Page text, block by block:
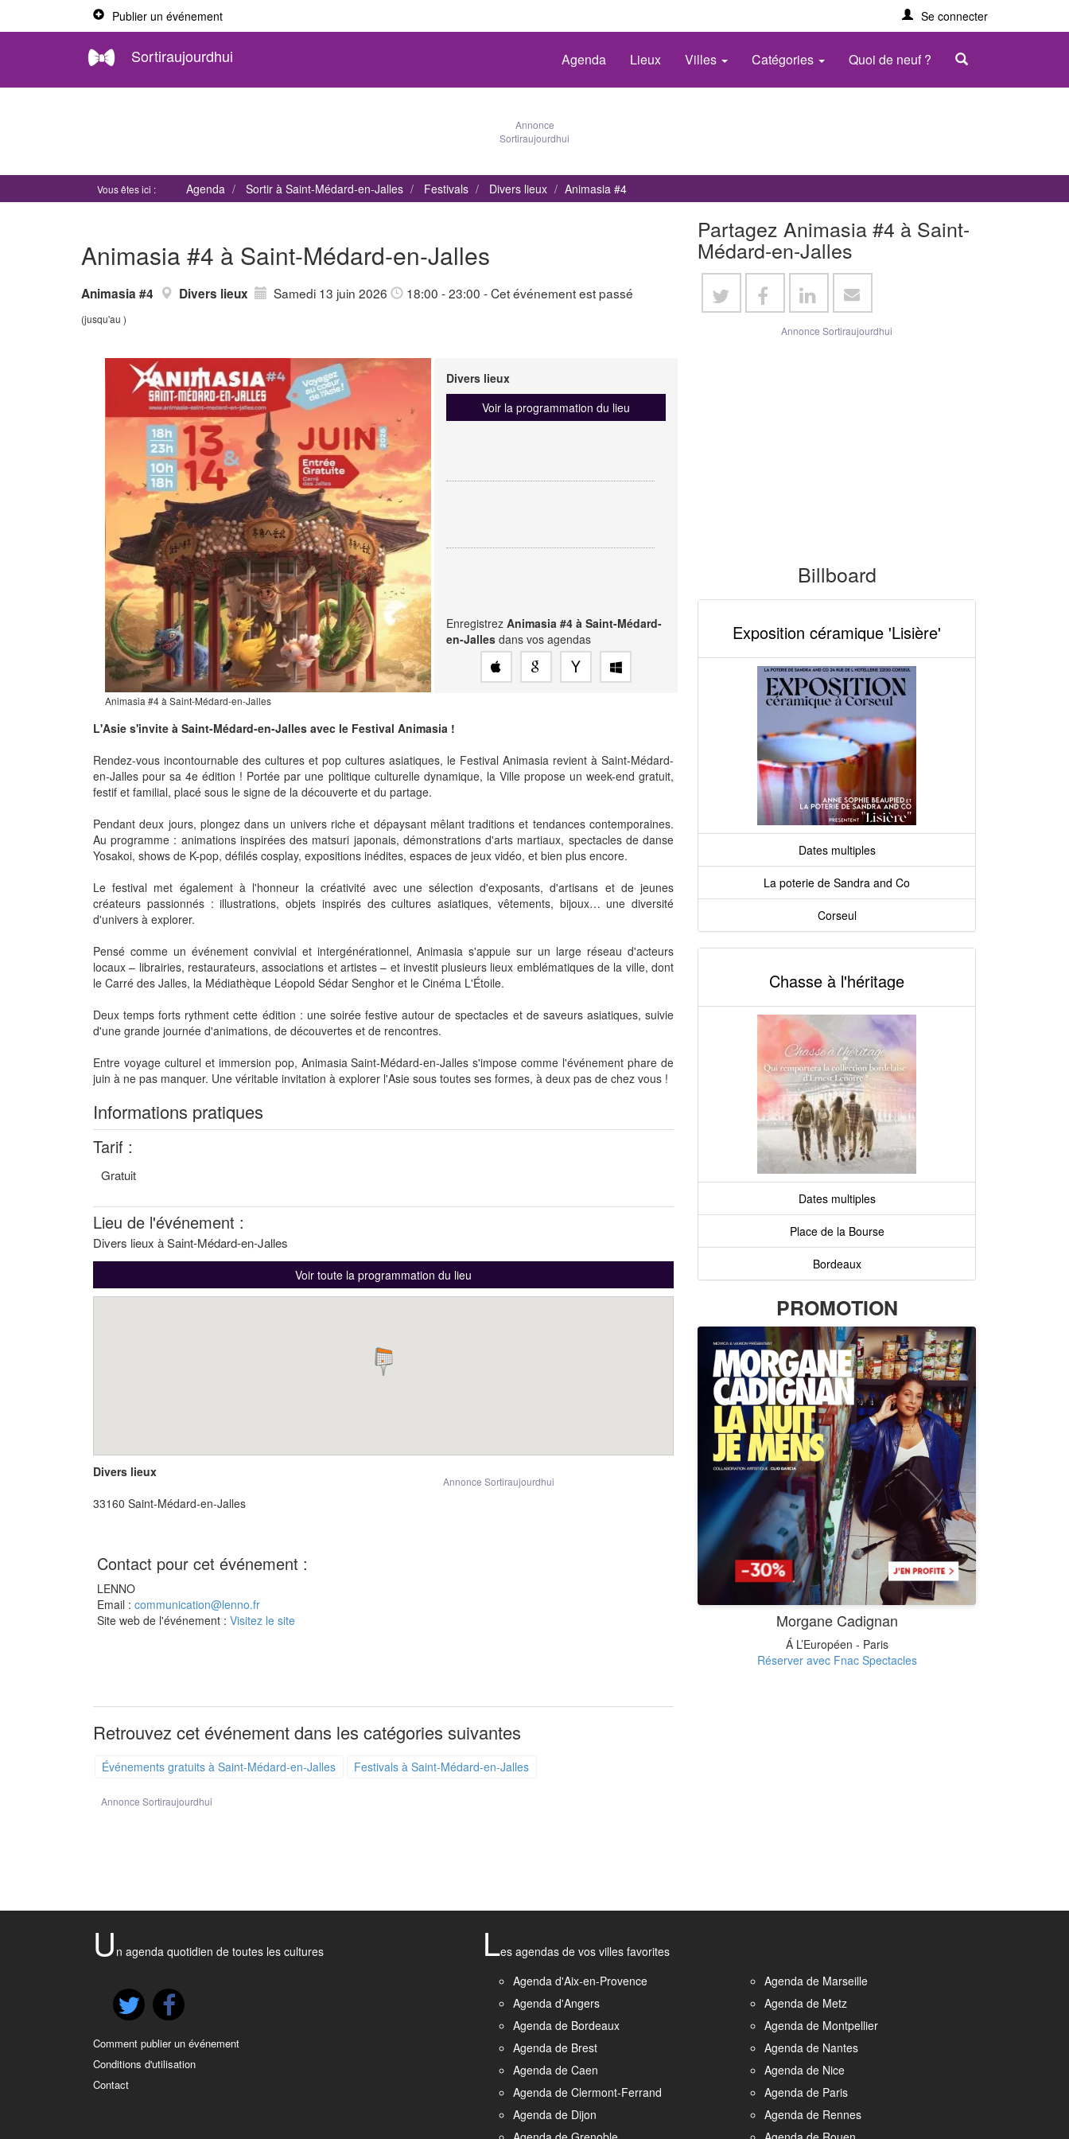
Publier un événement Se connecter
Sortiraujourdhui Agenda Lieux Villes Catégories Quoi de neuf ?
Annonce
Sortiraujourdhui
Vous êtes ici : Agenda Sortir à Saint-Médard-en-Jalles Festivals Divers lieux Animasia #4
Animasia #4 à Saint-Médard-en-Jalles
Animasia #4 Divers lieux Samedi 13 juin 2026 18:00 - 23:00 - Cet événement est passé
(jusqu'au )
Animasia #4 à Saint-Médard-en-Jalles
Divers lieux
Voir la programmation du lieu
Enregistrez Animasia #4 à Saint-Médard-
en-Jallesdans vos agendas
L'Asie s'invite à Saint-Médard-en-Jalles avec le Festival Animasia !
Rendez-vous incontournable des cultures et pop cultures asiatiques, le Festival Animasia revient à Saint-Médard-
en-Jalles pour sa 4e édition ! Portée par une politique culturelle dynamique, la Ville propose un week-end gratuit,
festif et familial, placé sous le signe de la découverte et du partage.
Pendant deux jours, plongez dans un univers riche et dépaysant mêlant traditions et tendances contemporaines.
Au programme : animations inspirées des matsuri japonais, démonstrations d'arts martiaux, spectacles de danse
Yosakoi, shows de K-pop, défilés cosplay, expositions inédites, espaces de jeux vidéo, et bien plus encore.
Le festival met également à l'honneur la créativité avec une sélection d'exposants, d'artisans et de jeunes
créateurs passionnés : illustrations, objets inspirés des cultures asiatiques, vêtements, bijoux… une diversité
d'univers à explorer.
Pensé comme un événement convivial et intergénérationnel, Animasia s'appuie sur un large réseau d'acteurs
locaux – librairies, restaurateurs, associations et artistes – et investit plusieurs lieux emblématiques de la ville, dont
le Carré des Jalles, la Médiathèque Léopold Sédar Senghor et le Cinéma L'Étoile.
Deux temps forts rythment cette édition : une soirée festive autour de spectacles et de saveurs asiatiques, suivie
d'une grande journée d'animations, de découvertes et de rencontres.
Entre voyage culturel et immersion pop, Animasia Saint-Médard-en-Jalles s'impose comme l'événement phare de
juin à ne pas manquer. Une véritable invitation à explorer l'Asie sous toutes ses formes, à deux pas de chez vous !
Informations pratiques
Tarif :
Gratuit
Lieu de l'événement :
Divers lieux à Saint-Médard-en-Jalles
Voir toute la programmation du lieu
Annonce Sortiraujourdhui
Divers lieux
33160 Saint-Médard-en-Jalles
Contact pour cet événement :
LENNO
Email : communication@lenno.fr
Site web de l'événement : Visitez le site
Retrouvez cet événement dans les catégories suivantes
Événements gratuits à Saint-Médard-en-Jalles Festivals à Saint-Médard-en-Jalles
Annonce Sortiraujourdhui
Partagez Animasia #4 à Saint-
Médard-en-Jalles
Annonce Sortiraujourdhui
Billboard
Exposition céramique 'Lisière'
Dates multiples
La poterie de Sandra and Co
Corseul
Chasse à l'héritage
Dates multiples
Place de la Bourse
Bordeaux
PROMOTION
Morgane Cadignan
Á L’Européen - Paris
Réserver avec Fnac Spectacles
U n agenda quotidien de toutes les cultures
Comment publier un événement
Conditions d'utilisation
Contact
Les agendas de vos villes favorites
Agenda d'Aix-en-Provence
Agenda d'Angers
Agenda de Bordeaux
Agenda de Brest
Agenda de Caen
Agenda de Clermont-Ferrand
Agenda de Dijon
Agenda de Marseille
Agenda de Metz
Agenda de Montpellier
Agenda de Nantes
Agenda de Nice
Agenda de Paris
Agenda de Rennes